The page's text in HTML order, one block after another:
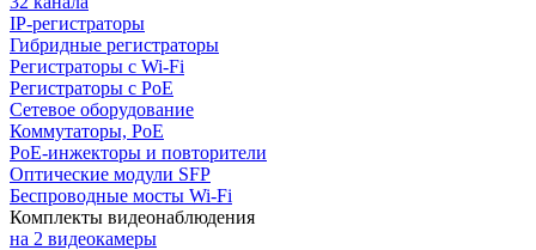
IP-регистраторы
Гибридные регистраторы
Регистраторы с Wi-Fi
Регистраторы с PoE
Сетевое оборудование
Коммутаторы, PoE
PoE-инжекторы и повторители
Оптические модули SFP
Беспроводные мосты Wi-Fi
Комплекты видеонаблюдения
на 2 видеокамеры